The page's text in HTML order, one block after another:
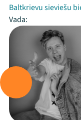
Baltkrievu sieviešu
Vada: